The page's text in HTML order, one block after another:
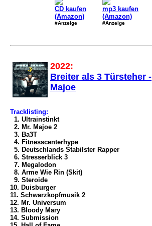
CD kaufen
(Amazon)
#Anzeige
mp3 kaufen
(Amazon)
#Anzeige
2022:
Breiter als 3 Türsteher -
Majoe
Tracklisting:
1. Ultrainstinkt
2. Mr. Majoe 2
3. Ba3T
4. Fitnesscenterhype
5. Deutschlands Stabilster Rapper
6. Stresserblick 3
7. Megalodon
8. Arme Wie Rin (Skit)
9. Steroide
10. Duisburger
11. Schwarzkopfmusik 2
12. Mr. Universum
13. Bloody Mary
14. Submission